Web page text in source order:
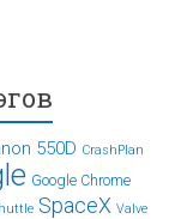
550D CrashPlan
Google Chrome
SpaceX Valve